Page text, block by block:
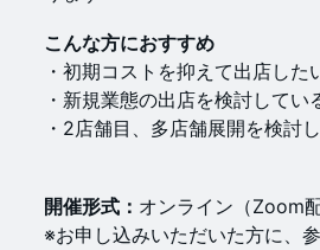
こんな方におすすめ
・初期コストを抑えて出店した
・新規業態の出店を検討してい
・2店舗目、多店舗展開を検討
開催形式： オンライン（Zoom
※お申し込みいただいた方に、